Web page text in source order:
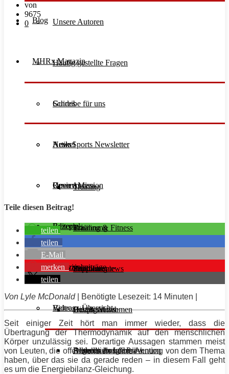
Unsere Autoren
Häufig gestellte Fragen
Schreibe für uns
Aesir Sports Newsletter
Unsere Mission
Blog
Guides
Training
Ernährung
Supplemente
Artikel
Training & Fitness
Ernährung
Diät & Abnehmen
Regeneration & Prävention
Reviews
Produktreviews
Buchreviews
Rezepte
Hauptgerichte
Desserts
Interviews
Athleten im Interview
Videos
MHRx Magazin
News
Open Access
Editorials
Magazinbeiträge
Aktuelle Ausgabe
Beitrags-Übersicht
von
9675
0
Teile diesen Beitrag!
teilen
teilen
E-Mail
merken
teilen
Von Lyle McDonald| Benötigte Lesezeit: 14 Minuten |
Seit einiger Zeit hört man immer wieder, dass die
Übertragung der Thermodynamik auf den menschlichen
Körper unzulässig sei. Derartige Aussagen stammen meist
von Leuten, die offensichtlich keine Ahnung von dem Thema
haben, über das sie da gerade reden – in diesem Fall geht
es um die Energiebilanz-Gleichung.